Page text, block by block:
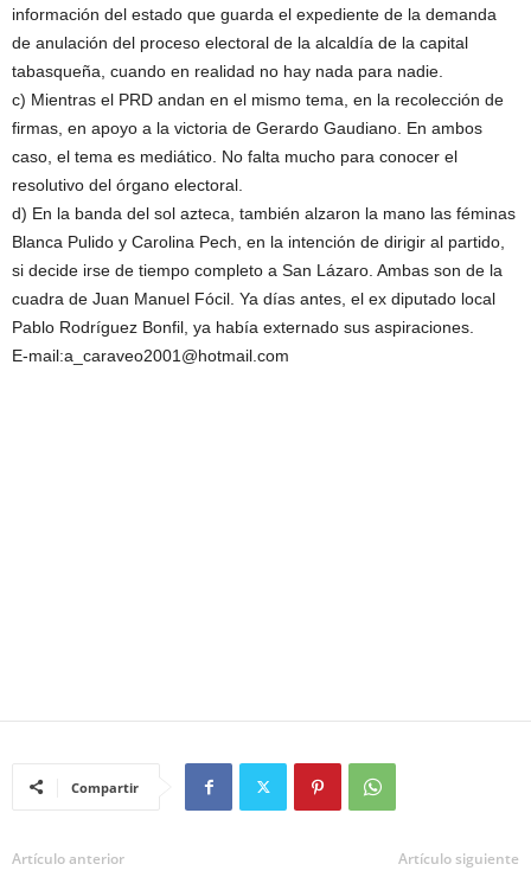
información del estado que guarda el expediente de la demanda
de anulación del proceso electoral de la alcaldía de la capital
tabasqueña, cuando en realidad no hay nada para nadie.
c) Mientras el PRD andan en el mismo tema, en la recolección de
firmas, en apoyo a la victoria de Gerardo Gaudiano. En ambos
caso, el tema es mediático. No falta mucho para conocer el
resolutivo del órgano electoral.
d) En la banda del sol azteca, también alzaron la mano las féminas
Blanca Pulido y Carolina Pech, en la intención de dirigir al partido,
si decide irse de tiempo completo a San Lázaro. Ambas son de la
cuadra de Juan Manuel Fócil. Ya días antes, el ex diputado local
Pablo Rodríguez Bonfil, ya había externado sus aspiraciones.
E-mail:a_caraveo2001@hotmail.com
Compartir
Artículo anterior Artículo siguiente